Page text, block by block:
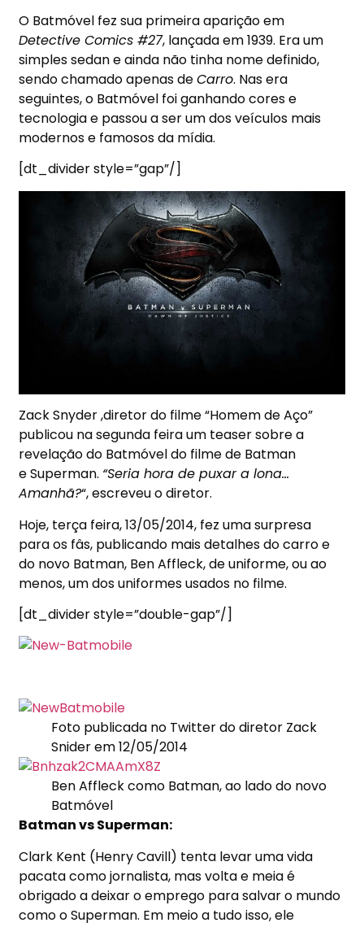
O Batmóvel fez sua primeira aparição em
Detective Comics #27, lançada em 1939. Era um
simples sedan e ainda não tinha nome definido,
sendo chamado apenas deCarro. Nas era
seguintes, o Batmóvel foi ganhando cores e
tecnologia e passou a ser um dos veículos mais
modernos e famosos da mídia.
[dt_divider style=”gap”/]
Zack Snyder ,diretor do filme “Homem de Aço”
publicou na segunda feira um teaser sobre a
revelação do Batmóvel do filme de Batman
e Superman. “Seria hora de puxar a lona…
Amanhã?“, escreveu o diretor.
Hoje, terça feira, 13/05/2014, fez uma surpresa
para os fâs, publicando mais detalhes do carro e
do novo Batman, Ben Affleck, de uniforme, ou ao
menos, um dos uniformes usados no filme.
[dt_divider style=”double-gap”/]
Foto publicada no Twitter do diretor Zack
Snider em 12/05/2014
Ben Affleck como Batman, ao lado do novo
Batmóvel
Batman vs Superman:
Clark Kent (Henry Cavill) tenta levar uma vida
pacata como jornalista, mas volta e meia é
obrigado a deixar o emprego para salvar o mundo
como o Superman. Em meio a tudo isso, ele